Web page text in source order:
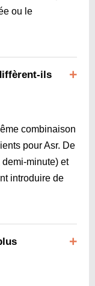
ou le
ils
combinaison
pour Asr. De
minute) et
introduire de